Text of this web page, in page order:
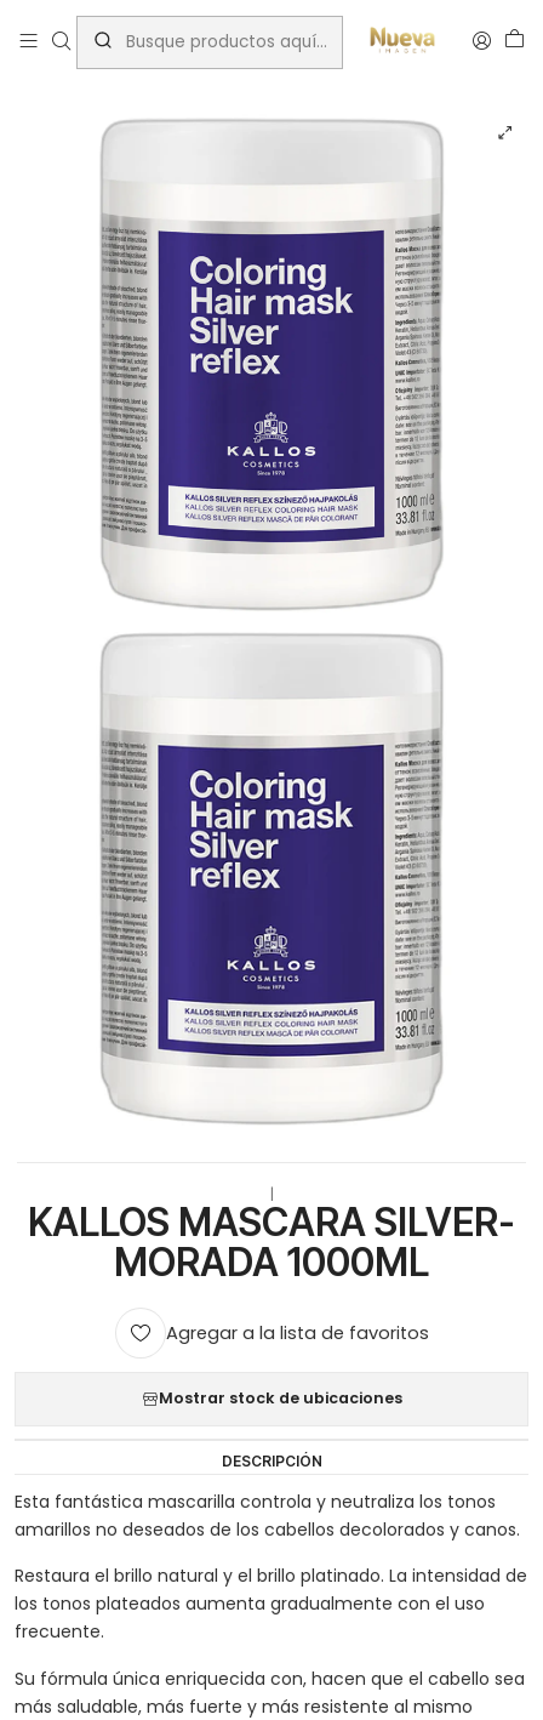
Inicio Tratamientos capilares Marcas
KALLOS MASCARA SILVER-MORADA 1000ML
KALLOS MASCARA SILVER-
MORADA 1000ML
Agregar a la lista de favoritos
Mostrar stock de ubicaciones
DESCRIPCIÓN
Esta fantástica mascarilla controla y neutraliza los tonos
amarillos no deseados de los cabellos decolorados y canos.
Restaura el brillo natural y el brillo platinado. La intensidad de
los tonos plateados aumenta gradualmente con el uso
frecuente.
Su fórmula única enriquecida con, hacen que el cabello sea
más saludable, más fuerte y más resistente al mismo